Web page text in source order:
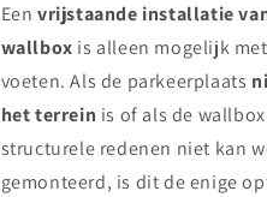
Eenvrijstaande installatie
wallbox is alleen mogelijk
voeten. Als de parkeerplaats
het terrein is of als de
structurele redenen niet kan
gemonteerd, is dit de enige